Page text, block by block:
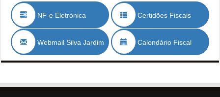
NF-e Eletrónica Certidões Fiscais
Webmail Silva Jardim Calendário Fiscal